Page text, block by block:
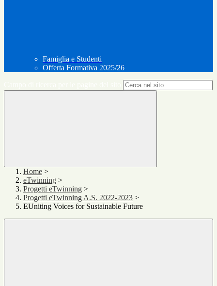
Famiglia e Studenti
Offerta Formativa 2025/26
Home >
eTwinning >
Progetti eTwinning >
Progetti eTwinning A.S. 2022-2023 >
EUniting Voices for Sustainable Future